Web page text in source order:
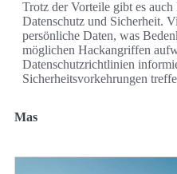
Trotz der Vorteile gibt es
Datenschutz und Sicherheit.
persönliche Daten, was
möglichen Hackangriffen
Datenschutzrichtlinien
Sicherheitsvorkehrungen
Mas